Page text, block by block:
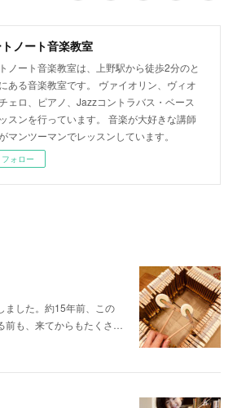
ノート音楽教室
ノート音楽教室は、上野駅から徒歩2分のと
ある音楽教室です。 ヴァイオリン、ヴィオ
ェロ、ピアノ、Jazzコントラバス・ベース
スンを行っています。 音楽が大好きな講師
マンツーマンでレッスンしています。
フォロー
ました。約15年前、この
前も、来てからもたくさ…